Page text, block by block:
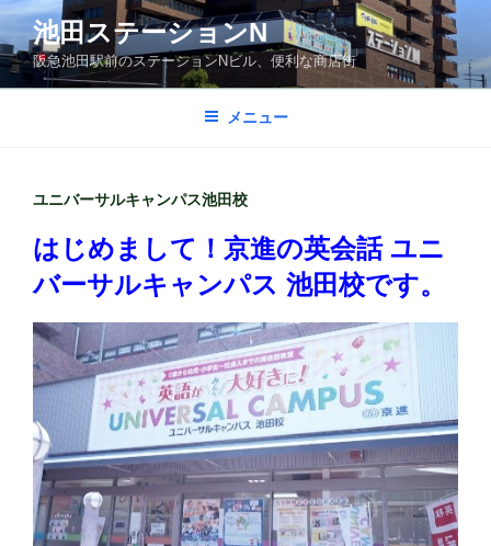
コ
ン
テ
ン
へ
池田ステーションN
阪急池田駅前のステーションNビル、便利な商店街
メニュー
ユニバーサルキャンパス池田校
はじめまして！京進の英会話 ユニ
バーサルキャンパス 池田校です。